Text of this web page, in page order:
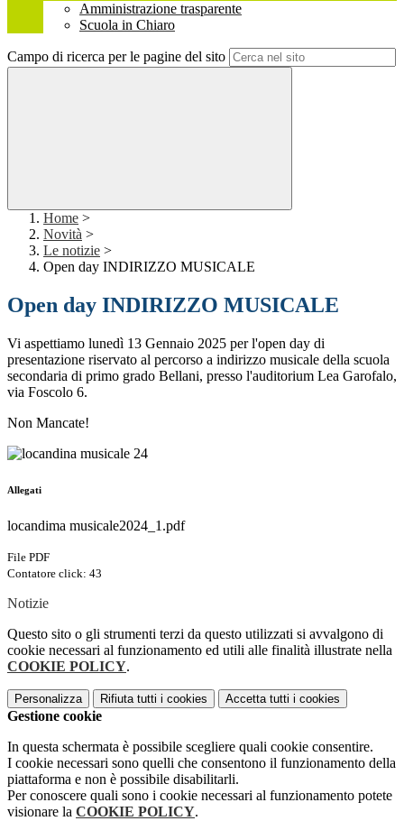
Amministrazione trasparente
Scuola in Chiaro
Campo di ricerca per le pagine del sito
Home >
Novità >
Le notizie >
Open day INDIRIZZO MUSICALE
Open day INDIRIZZO MUSICALE
Vi aspettiamo lunedì 13 Gennaio 2025 per l'open day di
presentazione riservato al percorso a indirizzo musicale della scuola
secondaria di primo grado Bellani, presso l'auditorium Lea Garofalo,
via Foscolo 6.
Non Mancate!
Allegati
locandima musicale2024_1.pdf
File PDF
Contatore click: 43
Notizie
Questo sito o gli strumenti terzi da questo utilizzati si avvalgono di
cookie necessari al funzionamento ed utili alle finalità illustrate nella
COOKIE POLICY.
Personalizza Rifiuta tutti i cookies Accetta tutti i cookies
Gestione cookie
In questa schermata è possibile scegliere quali cookie consentire.
I cookie necessari sono quelli che consentono il funzionamento della
piattaforma e non è possibile disabilitarli.
Per conoscere quali sono i cookie necessari al funzionamento potete
visionare la COOKIE POLICY.